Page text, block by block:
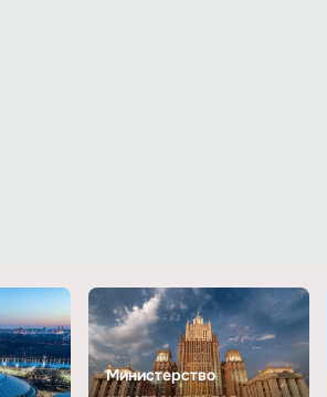
Министерство